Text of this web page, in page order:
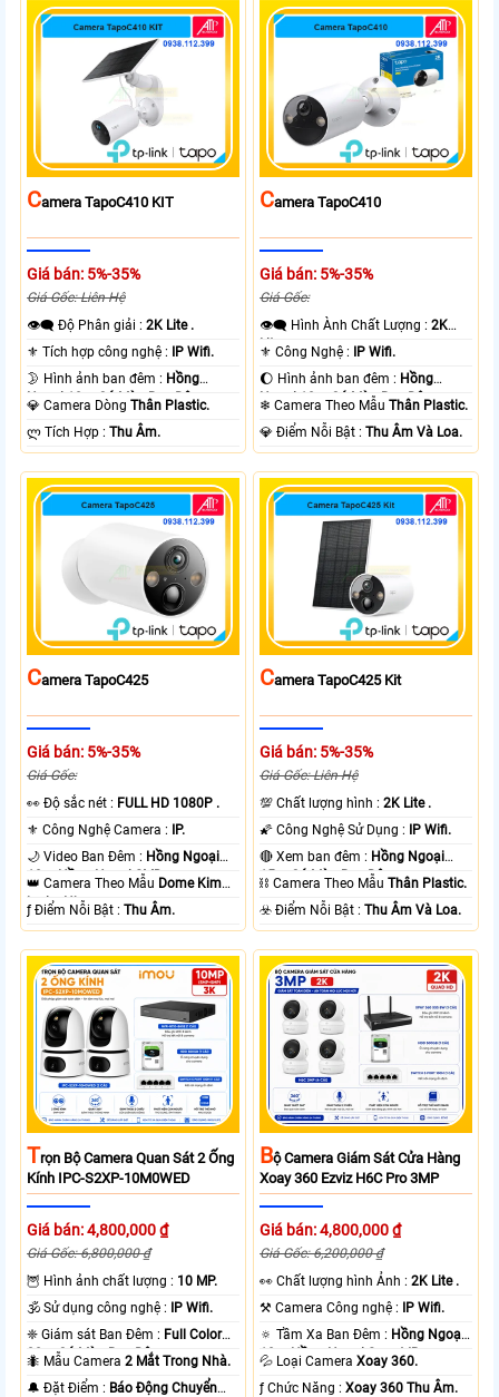
CAmera TapoC410 KIT
Giá bán: 5%-35%
Giá Gốc: Liên Hệ
👁️‍🗨 Độ Phân giải :2K Lite .
⚜️ Tích hợp công nghệ :
IP Wifi.
🌛 Hình ảnh ban đêm : Hồng
Ngoại 10m Có Màu Ban Ðêm.
💎 Camera DòngThân Plastic.
️ლ Tích Hợp :Thu Âm.
CAmera TapoC410
Giá bán: 5%-35%
Giá Gốc:
👁️‍🗨 Hình Ành Chất Lượng :2K
Lite .
⚜️ Công Nghệ :
IP Wifi.
🌔 Hình ảnh ban đêm : Hồng
Ngoại 10m Có Màu Ban Ðêm.
❄ Camera Theo MẫuThân Plastic.
️💎 Điểm Nỗi Bật :Thu Âm Và Loa.
CAmera TapoC425
Giá bán: 5%-35%
Giá Gốc:
️👀 Độ sắc nét : FULL HD 1080P .
⚜️ Công Nghệ Camera :
IP.
🌙 Video Ban Đêm : Hồng Ngoại
10m Hồng Ngoại SMD.
👑 Camera Theo Mẫu Dome Kim
loại + Nhựa.
️ƒ Điểm Nỗi Bật :Thu Âm.
CAmera TapoC425 Kit
Giá bán: 5%-35%
Giá Gốc: Liên Hệ
💯 Chất lượng hình :2K Lite .
🌠 Công Nghệ Sử Dụng :
IP Wifi.
🔴 Xem ban đêm : Hồng Ngoại
15m Có Màu Ban Ðêm.
⛓ Camera Theo MẫuThân Plastic.
️☣️ Điểm Nỗi Bật :Thu Âm Và Loa.
TRọn Bộ Camera Quan Sát 2 Ống
Kính IPC-S2XP-10M0WED
Giá bán: 4,800,000 ₫
Giá Gốc: 6,800,000 ₫
🦉 Hình ảnh chất lượng : 10 MP.
🕉️ Sử dụng công nghệ : IP Wifi.
❈ Giám sát Ban Đêm : Full Color
20m Có Màu Ban Ðêm.
🐜 Mẫu Camera2 Mắt Trong Nhà.
️🔔 Đặt Điểm : Báo Động Chuyển
BỘ Camera Giám Sát Cửa Hàng
Xoay 360 Ezviz H6C Pro 3MP
Giá bán: 4,800,000 ₫
Giá Gốc: 6,200,000 ₫
️👀 Chất lượng hình Ảnh :2K Lite .
⚒ Camera Công nghệ : IP Wifi.
🔅 Tầm Xa Ban Đêm : Hồng Ngoại
10m Hồng Ngoại Smart IR.
💦 Loại CameraXoay 360.
️ƒ Chức Năng :Xoay 360 Thu Âm.